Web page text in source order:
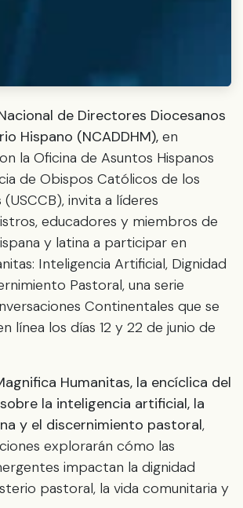
de Directores Diocesanos
Hispano (NCADDHM), en
la Oficina de Asuntos Hispanos
de Obispos Católicos de los
invita a líderes
educadores y miembros de
y latina a participar en
Inteligencia Artificial, Dignidad
Pastoral, una serie
Continentales que se
línea los días 12 y 22 de junio de
Humanitas, la encíclica del
la inteligencia artificial, la
y el discernimiento pastoral,
explorarán cómo las
impactan la dignidad
pastoral, la vida comunitaria y